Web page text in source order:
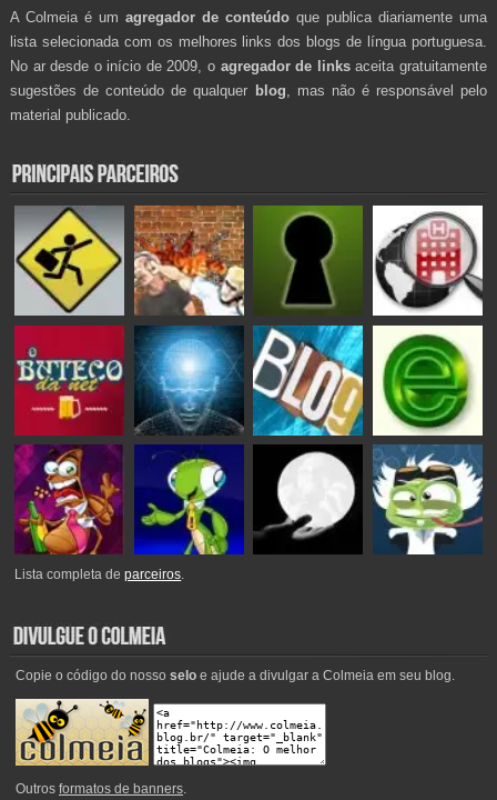
A Colmeia é um agregador de conteúdo que publica diariamente uma
lista selecionada com os melhores links dos blogs de língua portuguesa.
No ar desde o início de 2009, o agregador de linksaceita gratuitamente
sugestões de conteúdo de qualquer blog , mas não é responsável pelo
material publicado.
Lista completa deparceiros.
Copie o código do nosso seloe ajude a divulgar a Colmeia em seu blog.
Outros formatos de banners.